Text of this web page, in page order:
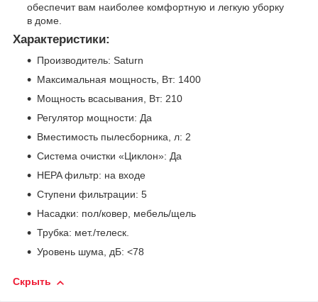
обеспечит вам наиболее комфортную и легкую уборку
в доме.
Характеристики:
Производитель: Saturn
Максимальная мощность, Вт: 1400
Мощность всасывания, Вт: 210
Регулятор мощности: Да
Вместимость пылесборника, л: 2
Система очистки «Циклон»: Да
HEPA фильтр: на входе
Ступени фильтрации: 5
Насадки: пол/ковер, мебель/щель
Трубка: мет./телеск.
Уровень шума, дБ: <78
Скрыть